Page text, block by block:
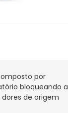
por
bloqueando a
de origem